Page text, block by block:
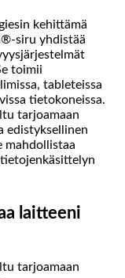
kehittämä
siru yhdistää
toimii
tableteissa
tietokoneissa.
tarjoamaan
edistyksellinen
mahdollistaa
laitteeni
tarjoamaan